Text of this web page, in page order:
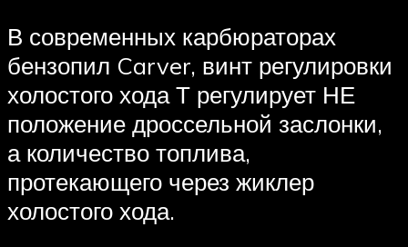
В современных карбюраторах
бензопил Carver, винт регулировки
холостого хода Т регулирует НЕ
положение дроссельной заслонки,
а количество топлива,
протекающего через жиклер
холостого хода.